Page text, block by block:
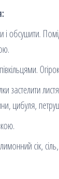
і обсушити.
застелити
цибуля,
сік,